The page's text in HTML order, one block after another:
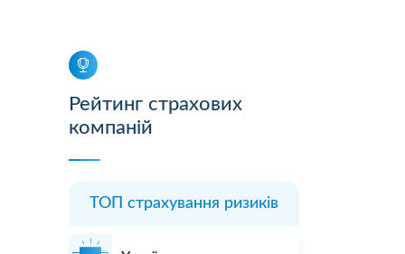
Рейтинг страхових
компаній
ТОП страхування ризиків